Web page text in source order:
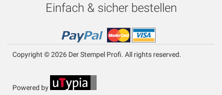
Einfach & sicher bestellen
Copyright © 2026 Der Stempel Profi. All rights reserved.
Powered by